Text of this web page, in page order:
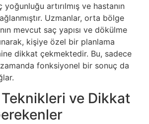
artırılmış ve hastanın
Uzmanlar, orta bölge
mevcut saç yapısı ve dökülme
kişiye özel bir planlama
dikkat çekmektedir. Bu, sadece
fonksiyonel bir sonuç da
ve Dikkat